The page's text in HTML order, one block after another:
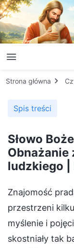
Strona główna
Spis treści
Słowo
Obnażanie
ludzkiego |
Znajomość
przestrzeni
myślenie i
skostniały tak